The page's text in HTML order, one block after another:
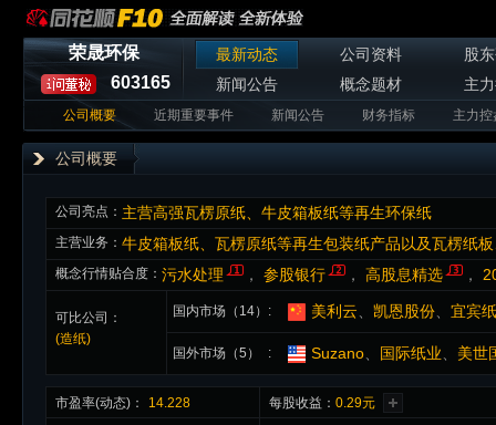
荣晟环保
603165
最新动态 公司资料
股
新闻公告
概念题材 主
公司概要 近期重要事件 新闻公告 财务指标 主力控
公司概要
公司亮点： 主营高强瓦楞原纸、牛皮箱板纸等再生环保纸
主营业务： 牛皮箱板纸、瓦楞原纸等再生包装纸产品以及瓦楞纸
概念行情贴合度： 污水处理 ， 参股银行 ， 高股息精选 ，
可比公司：
(造纸)
国内市场（14） 美利云 凯恩股份 宜宾
国外市场（5） Suzano 国际纸业 美世
市盈率(动态)： 14.228 每股收益： 0.29元